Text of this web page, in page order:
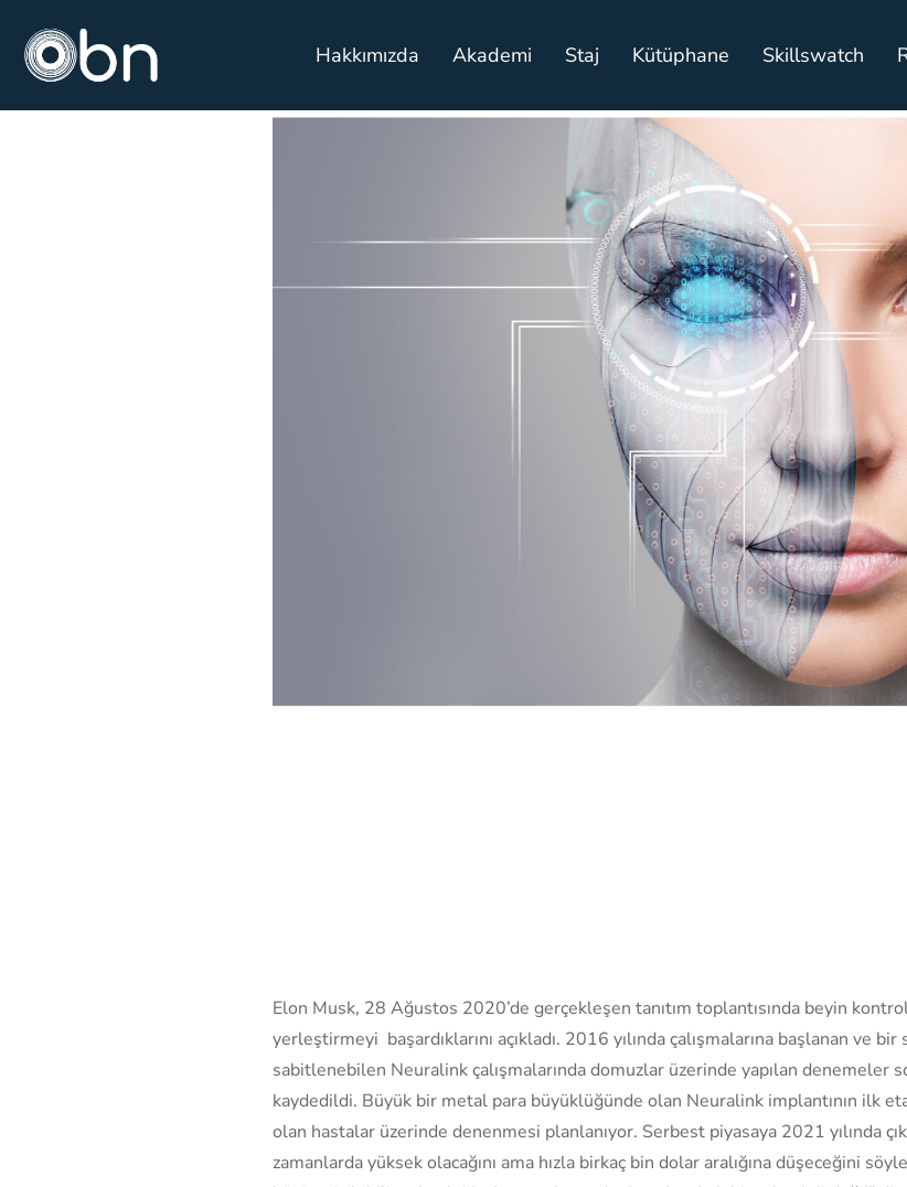
Hakkımızda Akademi Staj Kütüphane Skillswatch
Elon Musk, 28 Ağustos 2020’de gerçekleşen tanıtım toplantısında beyin
yerleştirmeyi başardıklarını açıkladı. 2016 yılında çalışmalarına başlanan ve
sabitlenebilen Neuralink çalışmalarında domuzlar üzerinde yapılan denemeler
kaydedildi. Büyük bir metal para büyüklüğünde olan Neuralink implantının ilk
olan hastalar üzerinde denenmesi planlanıyor. Serbest piyasaya 2021 yılında
zamanlarda yüksek olacağını ama hızla birkaç bin dolar aralığına düşeceğini